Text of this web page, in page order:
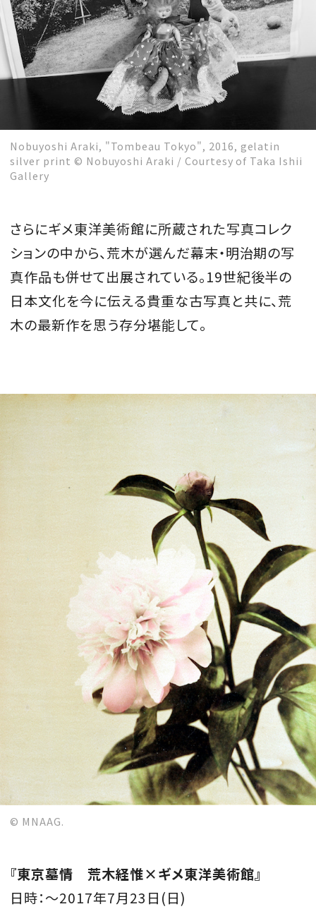
Nobuyoshi Araki, "Tombeau Tokyo", 2016, gelatin
silver print © Nobuyoshi Araki / Courtesy of Taka Ishii
Gallery
さらにギメ東洋美術館に所蔵された写真コレク
ションの中から、荒木が選んだ幕末・明治期の写
真作品も併せて出展されている。19世紀後半の
日本文化を今に伝える貴重な古写真と共に、荒
木の最新作を思う存分堪能して。
© MNAAG.
『東京墓情 荒木経惟×ギメ東洋美術館』
日時：〜2017年7月23 日 (日)